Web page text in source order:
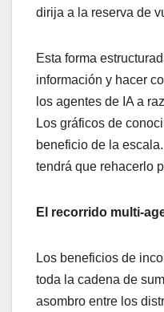
dirija a la reserva de
Esta forma
información y hacer
los agentes de IA a
Los gráficos de
beneficio de la
tendrá que rehacerlo
El recorrido multi-
Los beneficios de
toda la cadena de
asombro entre los